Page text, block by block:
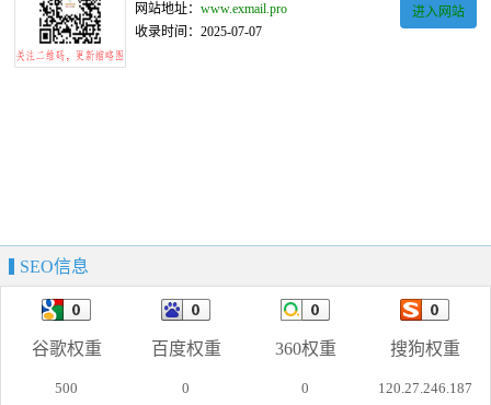
网站地址：www.exmail.pro
收录时间：2025-07-07
进入网站
SEO信息
谷歌权重 百度权重 360权重 搜狗权重
500 0 0 120.27.246.187